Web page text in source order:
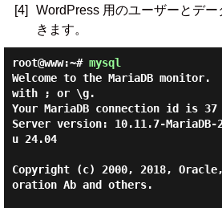
[4]
WordPress 用のユーザーとデ
きます。
root@www:~# mysql
Welcome to the MariaDB monitor.
with ; or \g.
Your MariaDB connection id is 37
Server version: 10.11.7-MariaDB-
u 24.04
Copyright (c) 2000, 2018, Oracle,
oration Ab and others.